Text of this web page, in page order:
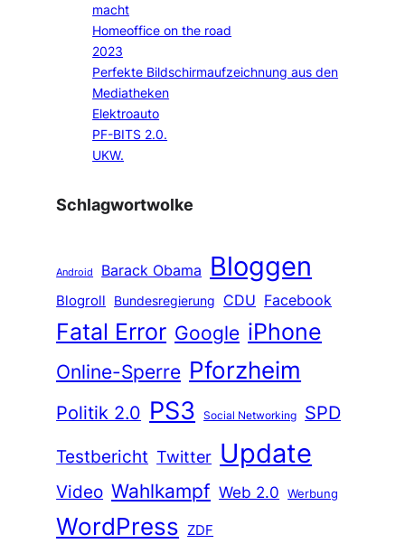
macht
Homeoffice on the road
2023
Perfekte Bildschirmaufzeichnung aus den
Mediatheken
Elektroauto
PF-BITS 2.0.
UKW.
Schlagwortwolke
Android Barack Obama Bloggen
Blogroll Bundesregierung CDU Facebook
Fatal Error Google iPhone
Online-Sperre Pforzheim
Politik 2.0 PS3 Social Networking
SPD
Testbericht Twitter Update
Video Wahlkampf Web 2.0 Werbung
WordPress ZDF